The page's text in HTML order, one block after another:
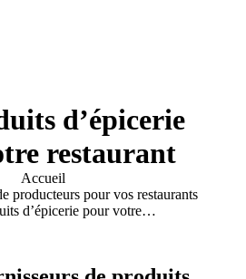
d’épicerie
restaurant
Accueil
producteurs pour vos restaurants
d’épicerie pour votre…